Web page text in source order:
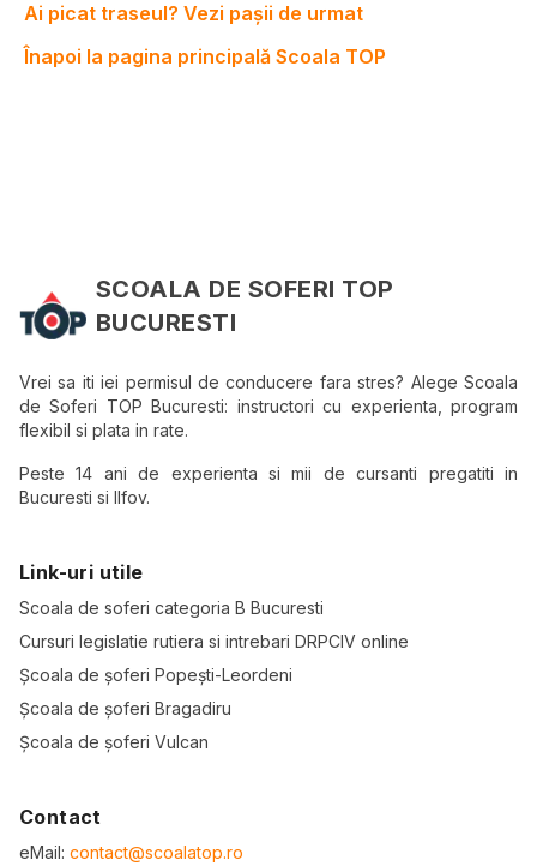
Ai picat traseul? Vezi pașii de urmat
Înapoi la pagina principală Scoala TOP
SCOALA DE SOFERI TOP
BUCURESTI
Vrei sa iti iei permisul de conducere fara stres? Alege Scoala
de Soferi TOP Bucuresti: instructori cu experienta, program
flexibil si plata in rate.
Peste 14 ani de experienta si mii de cursanti pregatiti in
Bucuresti si Ilfov.
Link-uri utile
Scoala de soferi categoria B Bucuresti
Cursuri legislatie rutiera si intrebari DRPCIV online
Școala de șoferi Popești-Leordeni
Școala de șoferi Bragadiru
Școala de șoferi Vulcan
Contact
eMail: contact@scoalatop.ro